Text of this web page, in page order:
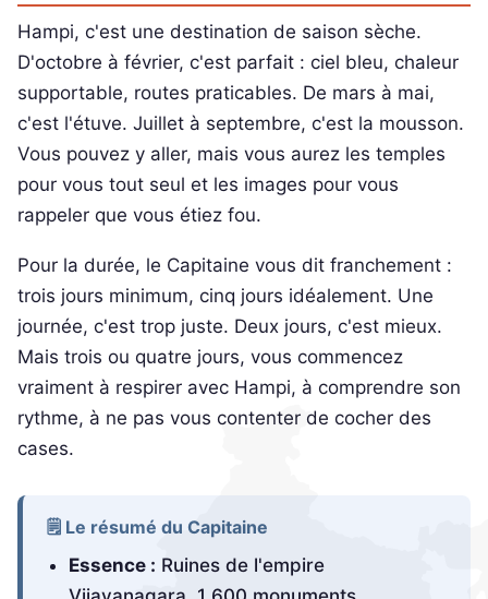
Hampi, c'est une destination de saison sèche.
D'octobre à février, c'est parfait : ciel bleu, chaleur
supportable, routes praticables. De mars à mai,
c'est l'étuve. Juillet à septembre, c'est la mousson.
Vous pouvez y aller, mais vous aurez les temples
pour vous tout seul et les images pour vous
rappeler que vous étiez fou.
Pour la durée, le Capitaine vous dit franchement :
trois jours minimum, cinq jours idéalement. Une
journée, c'est trop juste. Deux jours, c'est mieux.
Mais trois ou quatre jours, vous commencez
vraiment à respirer avec Hampi, à comprendre son
rythme, à ne pas vous contenter de cocher des
cases.
🗒️ Le résumé du Capitaine
Essence : Ruines de l'empire